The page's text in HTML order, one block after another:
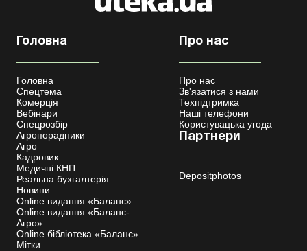
Головна
Головна
Спецтема
Комерція
Вебінари
Спецрозбір
Агропорадники
Агро
Кадровик
Медичні КНП
Реальна бухгалтерія
Новини
Online видання «Баланс»
Online видання «Баланс-
Агро»
Online бібліотека «Баланс»
Мітки
Про нас
Про нас
Зв'язатися з нами
Техпідтримка
Наші телефони
Користувацька угода
Партнери
Depositphotos